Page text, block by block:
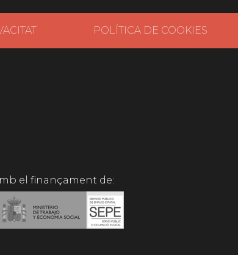
POLÍTICA DE COOKIES
el finançament de: